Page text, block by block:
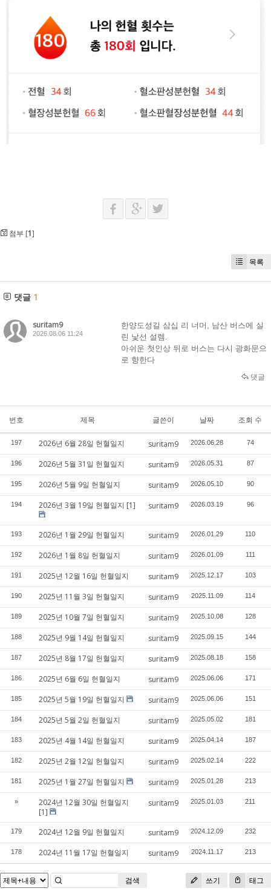
첨부 [1]
목록
댓글 1
suritam9
2026.08.06 11:24
한양도성길 삼십 리 너머, 남산 버스에 실
린 낯선 설렘.
아쉬운 첫인상 뒤로 버스는 다시 광화문으
로 향한다
댓글
번호 제목 글쓴이 날짜 조회 수
197 2026년 6월 28일 헌혈일지 suritam9 2026.06.28 74
196 2026년 5월 31일 헌혈일지 suritam9 2026.05.31 87
195 2026년 5월 9일 헌혈일지 suritam9 2026.05.10 90
194 2026년 3월 19일 헌혈일지 [1] suritam9 2026.03.19 96
193 2026년 1월 29일 헌혈일지 suritam9 2026.01.29 110
192 2026년 1월 8일 헌혈일지 suritam9 2026.01.09 111
191 2025년 12월 16일 헌혈일지 suritam9 2025.12.17 103
190 2025년 11월 3일 헌혈일지 suritam9 2025.11.09 114
189 2025년 10월 7일 헌혈일지 suritam9 2025.10.08 128
188 2025년 9월 14일 헌혈일지 suritam9 2025.09.15 144
187 2025년 8월 17일 헌혈일지 suritam9 2025.08.18 158
186 2025년 6월 6일 헌혈일지 suritam9 2025.06.06 171
185 2025년 5월 19일 헌혈일지 suritam9 2025.06.06 151
184 2025년 5월 2일 헌혈일지 suritam9 2025.05.02 181
183 2025년 4월 14일 헌혈일지 suritam9 2025.04.14 187
182 2025년 2월 12일 헌혈일지 suritam9 2025.02.14 222
181 2025년 1월 27일 헌혈일지 suritam9 2025.01.28 213
»
2024년 12월 30일 헌혈일지
[1]
suritam9 2025.01.03 211
179 2024년 12월 9일 헌혈일지 suritam9 2024.12.09 232
178 2024년 11월 17일 헌혈일지 suritam9 2024.11.17 213
쓰기 태그
검색